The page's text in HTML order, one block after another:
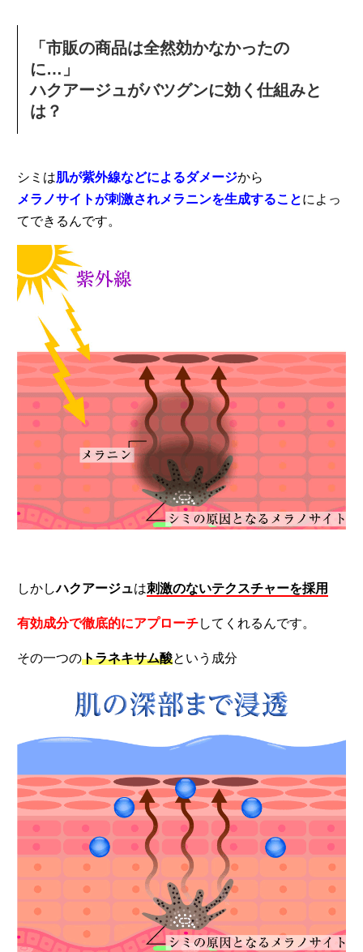
「市販の商品は全然効かなかったの
に…」
ハクアージュがバツグンに効く仕組みと
は？
シミは肌が紫外線などによるダメージから
メラノサイトが刺激されメラニンを生成することによっ
てできるんです。
しかしハクアージュは刺激のないテクスチャーを採用
有効成分で徹底的にアプローチしてくれるんです。
その一つのトラネキサム酸という成分